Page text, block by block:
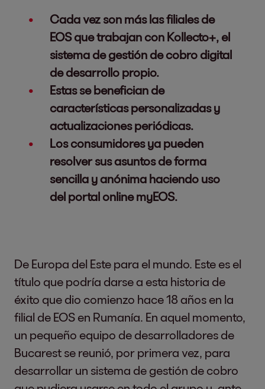
Cada vez son más las filiales de
EOS que trabajan con Kollecto+, el
sistema de gestión de cobro digital
de desarrollo propio.
Estas se benefician de
características personalizadas y
actualizaciones periódicas.
Los consumidores ya pueden
resolver sus asuntos de forma
sencilla y anónima haciendo uso
del portal online myEOS.
De Europa del Este para el mundo. Este es el
título que podría darse a esta historia de
éxito que dio comienzo hace 18 años en la
filial de EOS en Rumanía. En aquel momento,
un pequeño equipo de desarrolladores de
Bucarest se reunió, por primera vez, para
desarrollar un sistema de gestión de cobro